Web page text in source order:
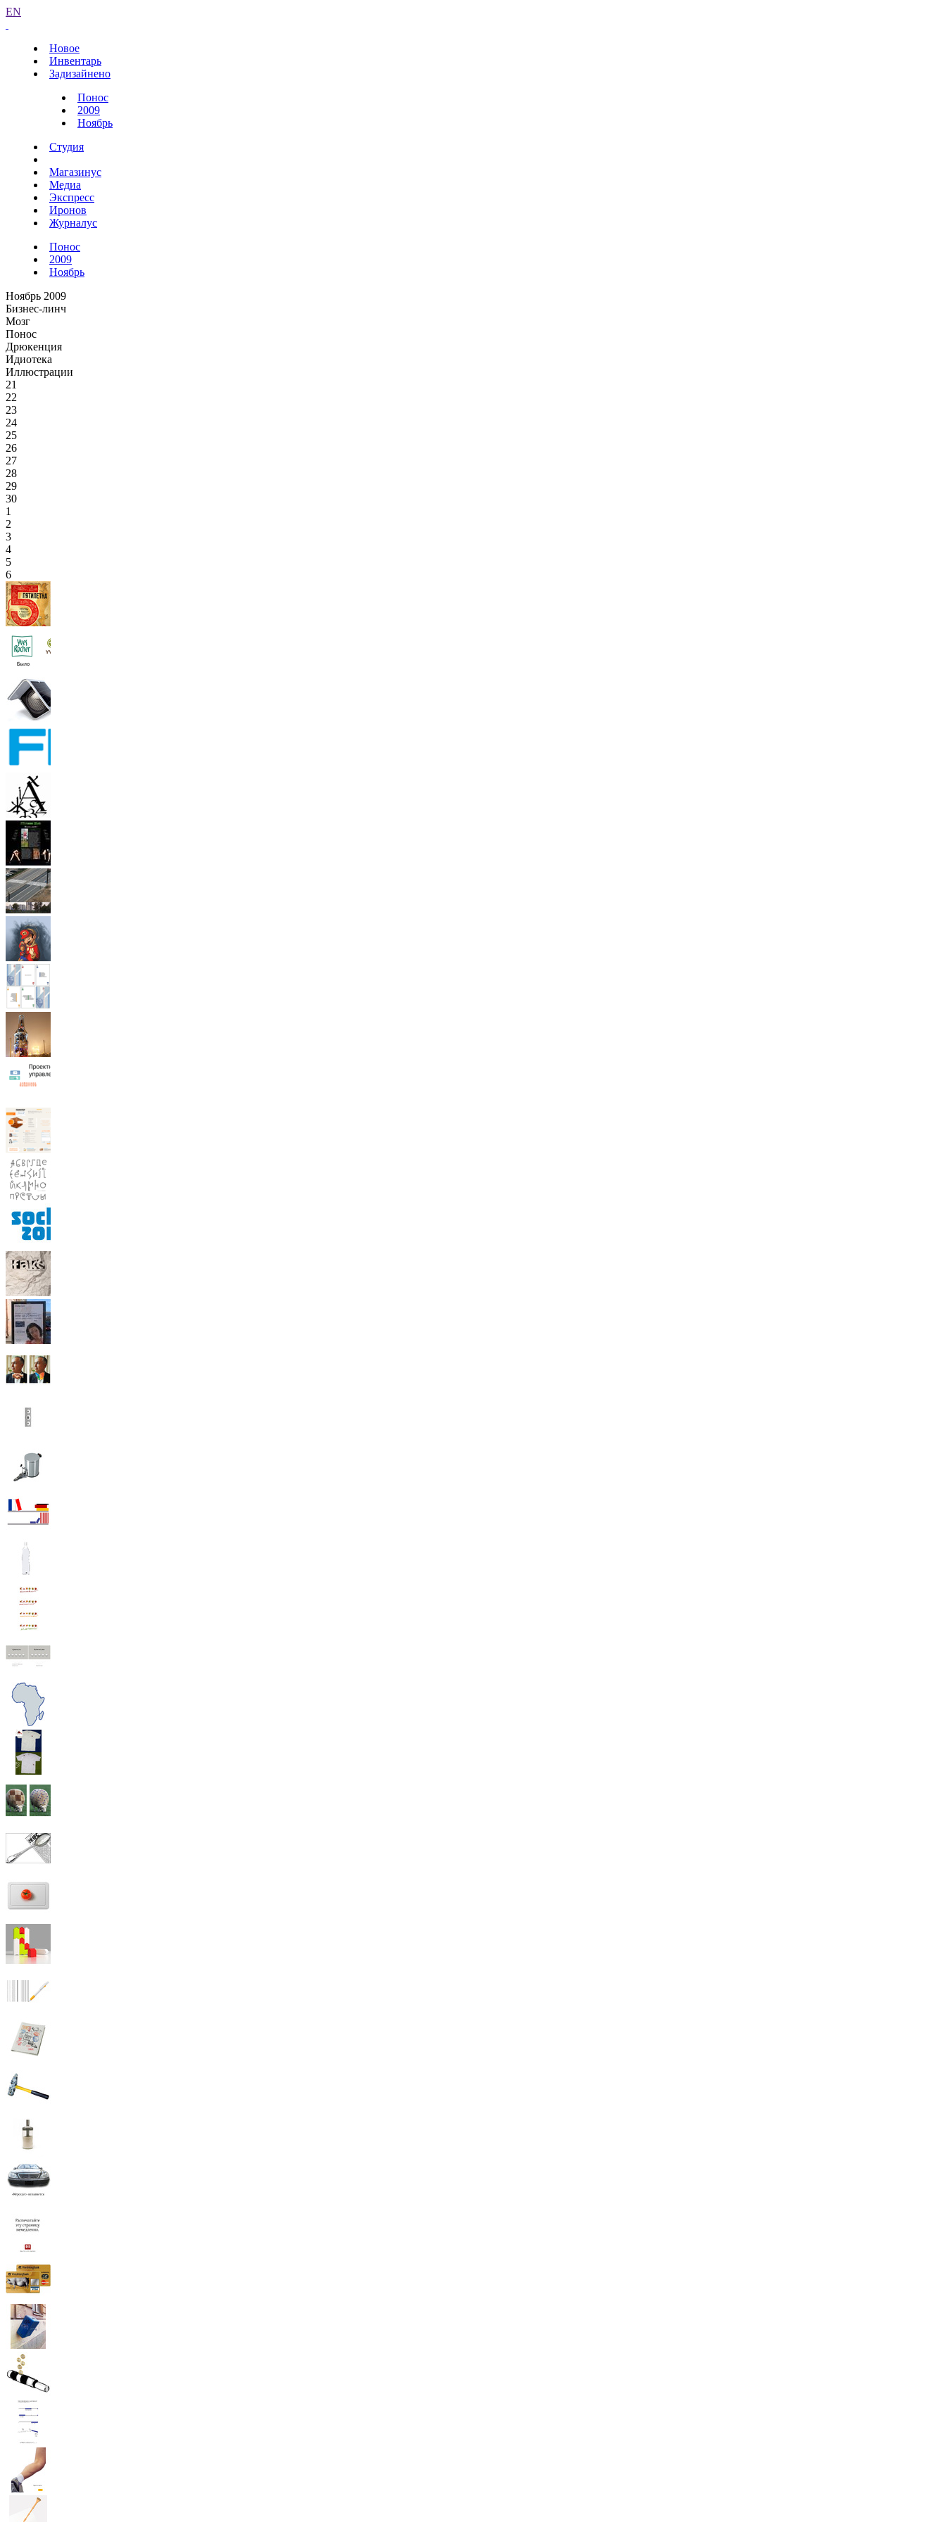
EN
Новое
Инвентарь
Задизайнено
Понос
2009
Ноябрь
Студия
Магазинус
Медиа
Экспресс
Иронов
Журналус
Понос
2009
Ноябрь
Ноябрь 2009
Бизнес-линч
Мозг
Понос
Дрюкенция
Идиотека
Иллюстрации
21
22
23
24
25
26
27
28
29
30
1
2
3
4
5
6